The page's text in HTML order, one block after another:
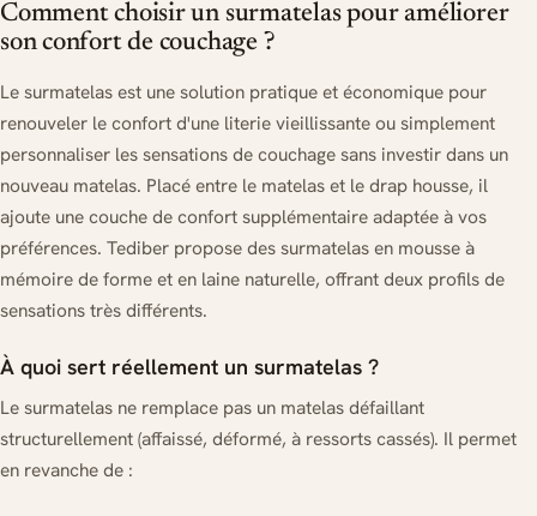
Comment choisir un surmatelas pour améliorer
son confort de couchage ?
Le surmatelas est une solution pratique et économique pour
renouveler le confort d'une literie vieillissante ou simplement
personnaliser les sensations de couchage sans investir dans un
nouveau matelas. Placé entre le matelas et le drap housse, il
ajoute une couche de confort supplémentaire adaptée à vos
préférences. Tediber propose des surmatelas en mousse à
mémoire de forme et en laine naturelle, offrant deux profils de
sensations très différents.
À quoi sert réellement un surmatelas ?
Le surmatelas ne remplace pas un matelas défaillant
structurellement (affaissé, déformé, à ressorts cassés). Il permet
en revanche de :